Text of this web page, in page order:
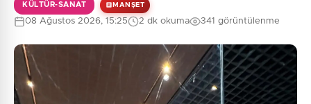
Güvenlik Sorusu:
7 + 8 = ?
KÜLTÜR-SANAT MANŞET
08 Ağustos 2026, 15:25 2 dk okuma 341 görüntülenme